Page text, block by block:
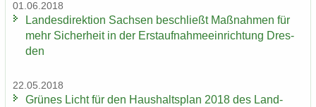
01.06.2018
Lan­des­di­rek­ti­on Sach­sen be­schließt Maß­nah­men für
mehr Si­cher­heit in der Erst­auf­nah­me­ein­rich­tung Dres­
den
22.05.2018
Grü­nes Licht für den Haus­halts­plan 2018 des Land­